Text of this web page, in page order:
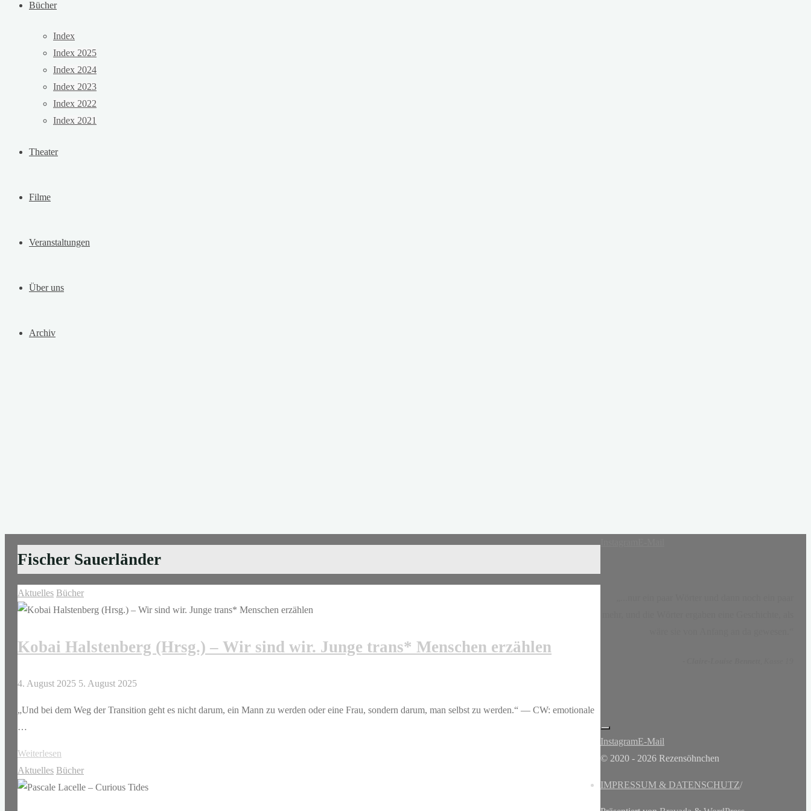
Bücher
Index
Index 2025
Index 2024
Index 2023
Index 2022
Index 2021
Theater
Filme
Veranstaltungen
Über uns
Archiv
Fischer Sauerländer
Aktuelles Bücher
Kobai Halstenberg (Hrsg.) – Wir sind wir. Junge trans* Menschen erzählen
4. August 2025 5. August 2025
„Und bei dem Weg der Transition geht es nicht darum, ein Mann zu werden oder eine Frau, sondern darum, man selbst zu werden.“ — CW: emotionale
…
Weiterlesen
Halstenberg
(Hrsg.)
Aktuelles Bücher
InstagramE-Mail
© 2020 - 2026 Rezensöhnchen
IMPRESSUM & DATENSCHUTZ/